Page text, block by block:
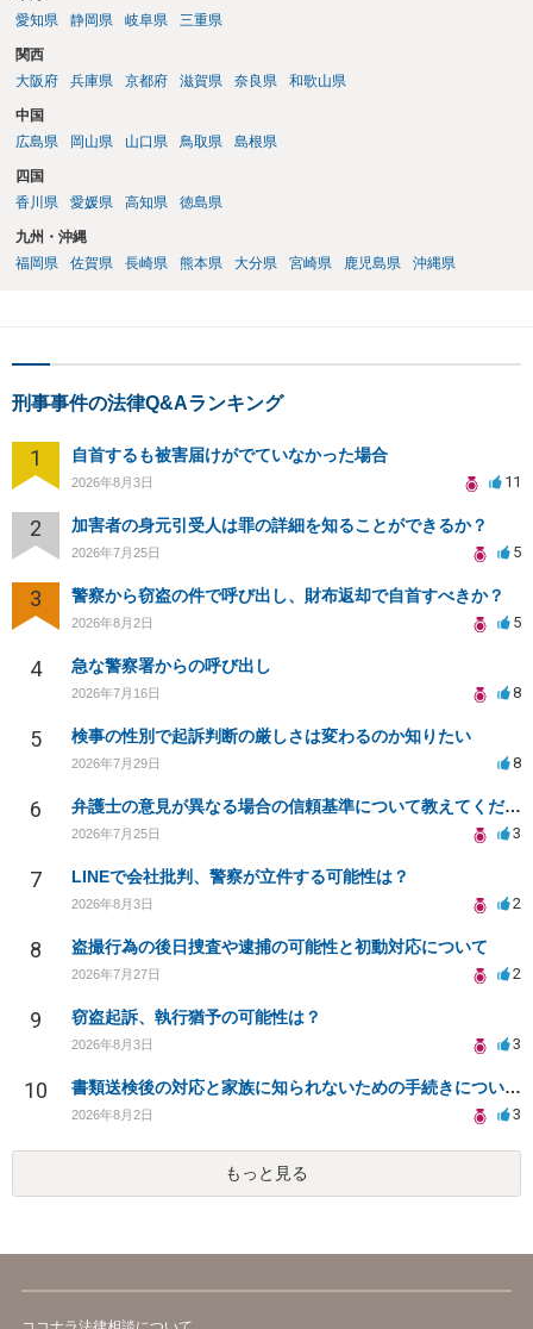
愛知県
静岡県 岐阜県 三重県
関西
大阪府
兵庫県 京都府 滋賀県 奈良県 和歌山県
中国
広島県
岡山県 山口県 鳥取県 島根県
四国
香川県
愛媛県 高知県 徳島県
九州・沖縄
福岡県
佐賀県 長崎県 熊本県 大分県 宮崎県 鹿児島県 沖縄県
刑事事件の法律Q&Aランキング
1 自首するも被害届けがでていなかった場合
2026年8月3日 11
2 加害者の身元引受人は罪の詳細を知ることができるか？
2026年7月25日 5
3 警察から窃盗の件で呼び出し、財布返却で自首すべきか？
2026年8月2日 5
4 急な警察署からの呼び出し
2026年7月16日 8
5 検事の性別で起訴判断の厳しさは変わるのか知りたい
2026年7月29日 8
6 弁護士の意見が異なる場合の信頼基準について教えてください
2026年7月25日 3
7 LINEで会社批判、警察が立件する可能性は？
2026年8月3日 2
8 盗撮行為の後日捜査や逮捕の可能性と初動対応について
2026年7月27日 2
9 窃盗起訴、執行猶予の可能性は？
2026年8月3日 3
10 書類送検後の対応と家族に知られないための手続きについて相談
2026年8月2日 3
もっと見る